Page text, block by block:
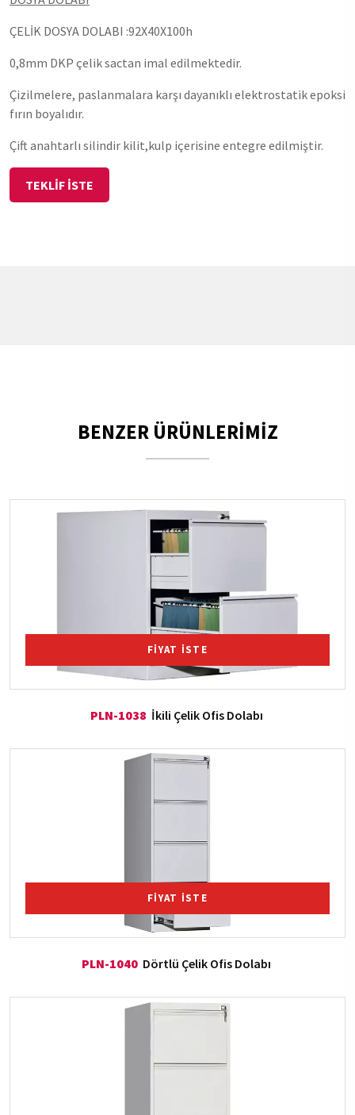
ÇELİK DOSYA DOLABI :92X40X100h
0,8mm DKP çelik sactan imal edilmektedir.
Çizilmelere, paslanmalara karşı dayanıklı elektrostatik epoksi
fırın boyalıdır.
Çift anahtarlı silindir kilit,kulp içerisine entegre edilmiştir.
TEKLİF İSTE
BENZER ÜRÜNLERİMİZ
FİYAT İSTE
PLN-1038 İkili Çelik Ofis Dolabı
FİYAT İSTE
PLN-1040 Dörtlü Çelik Ofis Dolabı